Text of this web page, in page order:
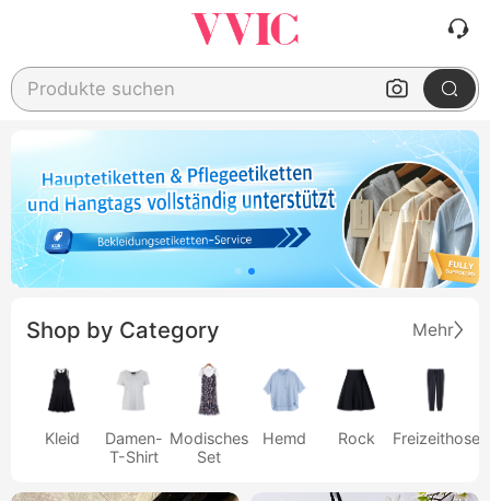
Produkte suchen
Shop by Category Mehr
Kleid
Damen-
T-Shirt
Modisches
Set
Hemd Rock Freizeithose